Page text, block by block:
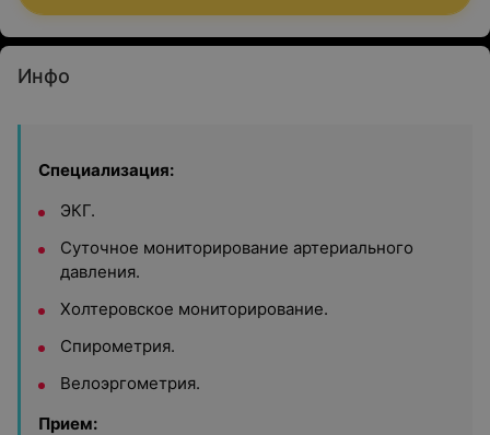
Инфо
Специализация:
ЭКГ.
Суточное мониторирование артериального
давления.
Холтеровское мониторирование.
Спирометрия.
Велоэргометрия.
Прием: